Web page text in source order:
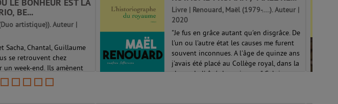
BE...
artistique)). Auteur |
Sacha, Chantal, Guillaume
se retrouvent chez
un week-end. Ils amènent
soucis, leurs bagages du
de profiter du
Livre | Renouard, Maël (1979-....). Auteur |
2020
"Je fus en grâce autant qu'en disgrâce. De
l'un ou l'autre état les causes me furent
souvent inconnues. A l'âge de quinze ans
j'avais été placé au Collège royal, dans la
classe de l'aîné des princes..." Celui que